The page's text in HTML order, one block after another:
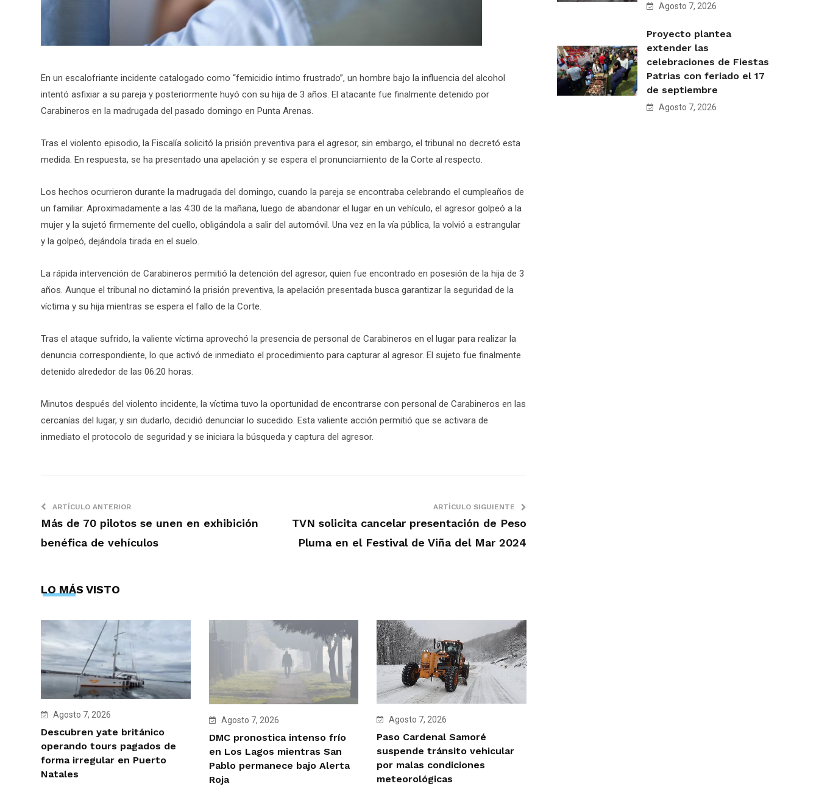
En un escalofriante incidente catalogado como “femicidio íntimo frustrado”, un hombre bajo la influencia del alcohol
intentó asfixiar a su pareja y posteriormente huyó con su hija de 3 años. El atacante fue finalmente detenido por
Carabineros en la madrugada del pasado domingo en Punta Arenas.
Tras el violento episodio, la Fiscalía solicitó la prisión preventiva para el agresor, sin embargo, el tribunal no decretó esta
medida. En respuesta, se ha presentado una apelación y se espera el pronunciamiento de la Corte al respecto.
Los hechos ocurrieron durante la madrugada del domingo, cuando la pareja se encontraba celebrando el cumpleaños de
un familiar. Aproximadamente a las 4:30 de la mañana, luego de abandonar el lugar en un vehículo, el agresor golpeó a la
mujer y la sujetó firmemente del cuello, obligándola a salir del automóvil. Una vez en la vía pública, la volvió a estrangular
y la golpeó, dejándola tirada en el suelo.
La rápida intervención de Carabineros permitió la detención del agresor, quien fue encontrado en posesión de la hija de 3
años. Aunque el tribunal no dictaminó la prisión preventiva, la apelación presentada busca garantizar la seguridad de la
víctima y su hija mientras se espera el fallo de la Corte.
Tras el ataque sufrido, la valiente víctima aprovechó la presencia de personal de Carabineros en el lugar para realizar la
denuncia correspondiente, lo que activó de inmediato el procedimiento para capturar al agresor. El sujeto fue finalmente
detenido alrededor de las 06:20 horas.
Minutos después del violento incidente, la víctima tuvo la oportunidad de encontrarse con personal de Carabineros en las
cercanías del lugar, y sin dudarlo, decidió denunciar lo sucedido. Esta valiente acción permitió que se activara de
inmediato el protocolo de seguridad y se iniciara la búsqueda y captura del agresor.
ARTÍCULO ANTERIOR
Más de 70 pilotos se unen en exhibición
benéfica de vehículos
ARTÍCULO SIGUIENTE
TVN solicita cancelar presentación de Peso
Pluma en el Festival de Viña del Mar 2024
LO MÁS VISTO
Agosto 7, 2026
Descubren yate británico
operando tours pagados de
forma irregular en Puerto
Natales
Agosto 7, 2026
DMC pronostica intenso frío
en Los Lagos mientras San
Pablo permanece bajo Alerta
Roja
Agosto 7, 2026
Paso Cardenal Samoré
suspende tránsito vehicular
por malas condiciones
meteorológicas
Agosto 7, 2026
Proyecto plantea
extender las
celebraciones de Fiestas
Patrias con feriado el 17
de septiembre
Agosto 7, 2026